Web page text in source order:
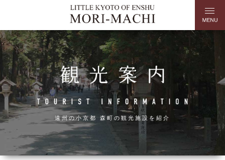
遠州の小京都 森町の観光施設を紹介